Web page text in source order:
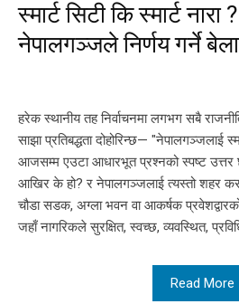
स्मार्ट सिटी कि स्मार्ट नारा
नेपालगञ्जले निर्णय गर्ने
हरेक स्थानीय तह निर्वाचनमा लगभग सबै
साझा प्रतिबद्धता दोहोरिन्छ— "नेपालगञ्जलाई
आजसम्म एउटा आधारभूत प्रश्नको स्पष्ट उत्तर
आखिर के हो? र नेपालगञ्जलाई त्यस्तो शहर
चौडा सडक, अग्ला भवन वा आकर्षक
जहाँ नागरिकले सुरक्षित, स्वच्छ, व्यवस्थित,
Read More